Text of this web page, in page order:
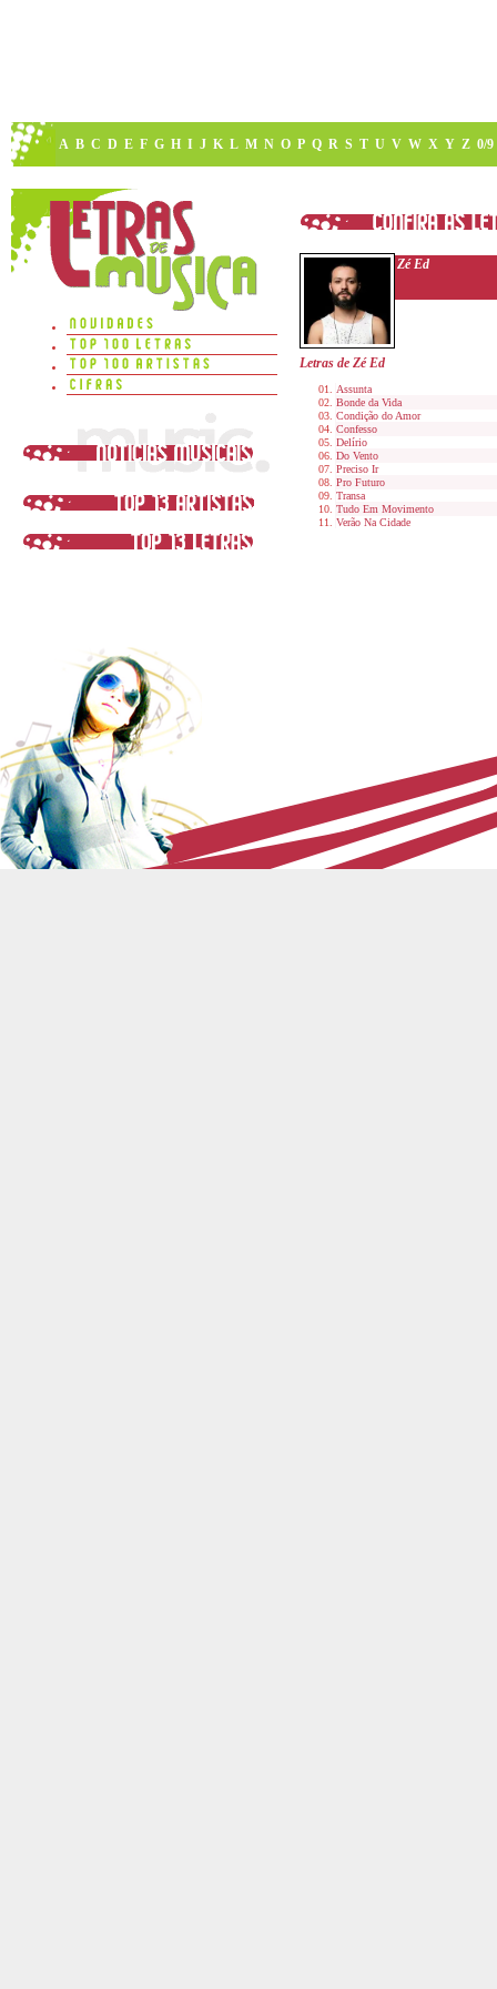
A B C D E F G H I J K L M N O P Q R S T U V W X Y Z 0/9
Zé Ed
Letras de Zé Ed
Assunta
Bonde da Vida
Condição do Amor
Confesso
Delírio
Do Vento
Preciso Ir
Pro Futuro
Transa
Tudo Em Movimento
Verão Na Cidade